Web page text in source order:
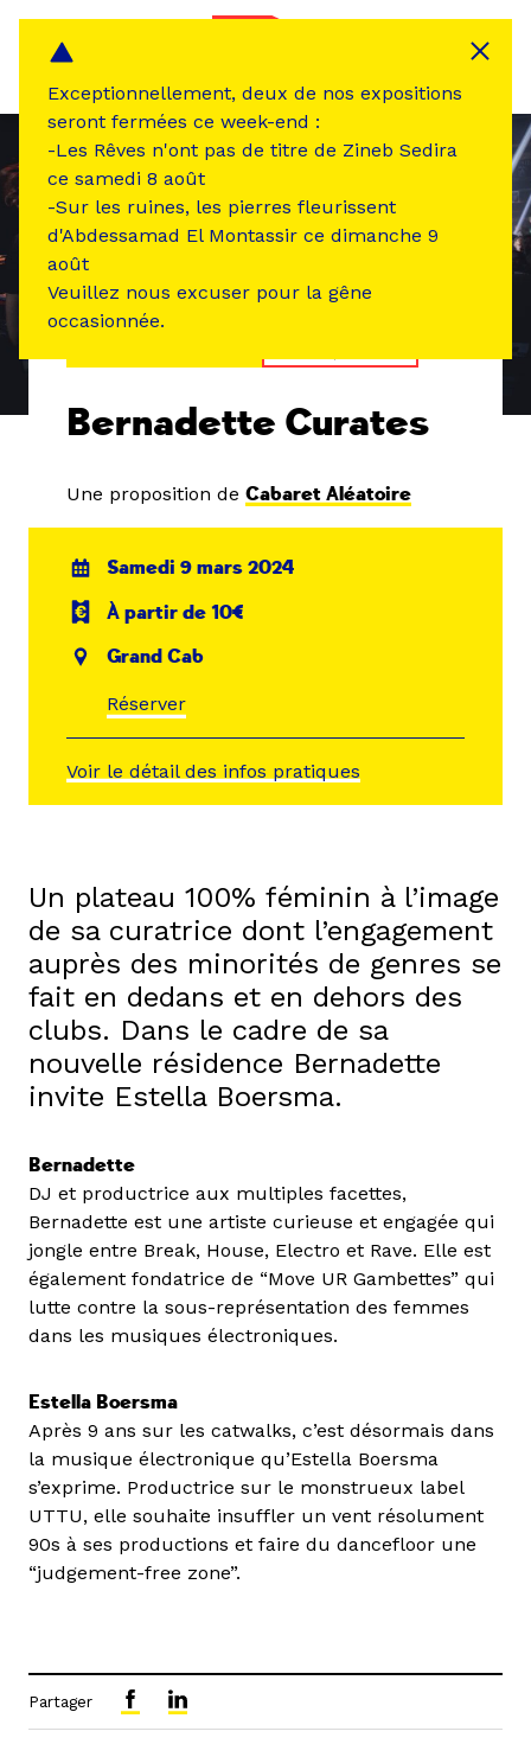
Bernadette Curates
Une proposition de Cabaret Aléatoire
Samedi 9 mars 2024
À partir de 10€
Grand Cab
Réserver
Voir le détail des infos pratiques
Un plateau 100% féminin à l’image
de sa curatrice dont l’engagement
auprès des minorités de genres se
fait en dedans et en dehors des
clubs. Dans le cadre de sa
nouvelle résidence Bernadette
invite Estella Boersma.
Bernadette
DJ et productrice aux multiples facettes,
Bernadette est une artiste curieuse et engagée qui
jongle entre Break, House, Electro et Rave. Elle est
également fondatrice de “Move UR Gambettes” qui
lutte contre la sous-représentation des femmes
dans les musiques électroniques.
Estella Boersma
Après 9 ans sur les catwalks, c’est désormais dans
la musique électronique qu’Estella Boersma
s’exprime. Productrice sur le monstrueux label
UTTU, elle souhaite insuffler un vent résolument
90s à ses productions et faire du dancefloor une
“judgement-free zone”.
Partager
Exceptionnellement, deux de nos expositions
seront fermées ce week-end :
-Les Rêves n'ont pas de titre de Zineb Sedira
ce samedi 8 août
-Sur les ruines, les pierres fleurissent
d'Abdessamad El Montassir ce dimanche 9
août
Veuillez nous excuser pour la gêne
occasionnée.
Panneau de gestion des cookies